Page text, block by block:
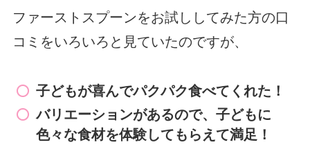
ファーストスプーンをお試ししてみた方の口
コミをいろいろと見ていたのですが、
子どもが喜んでパクパク食べてくれた！
バリエーションがあるので、子どもに
色々な食材を体験してもらえて満足！